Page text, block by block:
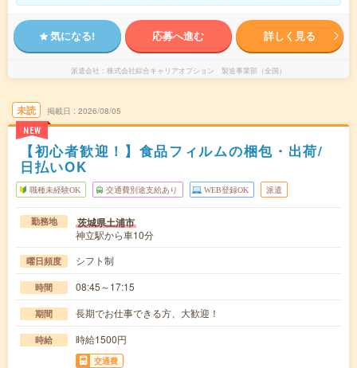
気になる! 応募へ進む 詳しく見る
派遣会社 株式会社綜合キャリアオプション 製造事業部（全国）
未読
NEW
掲載日 2026/08/05
【初心者歓迎！】食品フィルムの梱包・出荷/
日払いOK
職種未経験OK 交通費別途支給あり WEB登録OK 派遣
勤務地 茨城県土浦市
神立駅から車10分
曜日頻度 シフト制
時間 08:45～17:15
期間 長期でお仕事できる方、大歓迎！
時給 時給1500円
交通費